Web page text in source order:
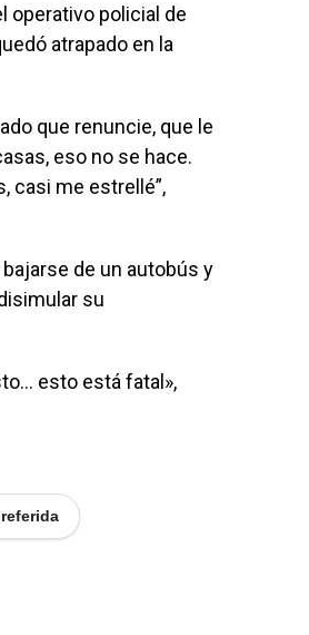
operativo policial de
atrapado en la
que renuncie, que le
eso no se hace.
casi me estrellé”,
de un autobús y
su
esto está fatal»,